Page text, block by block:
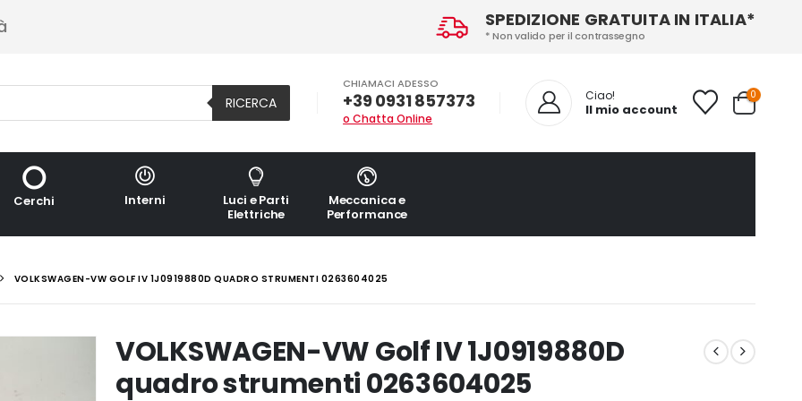
SPEDIZIONE GRATUITA IN ITALIA*
* Non valido per il contrassegno
RICERCA
CHIAMACI ADESSO
+39 0931 857373
o Chatta Online
Ciao!
Il mio account
0
Cerchi Interni
Luci e Parti
Elettriche
Meccanica e
Performance
VOLKSWAGEN-VW GOLF IV 1J0919880D QUADRO STRUMENTI 0263604025
VOLKSWAGEN-VW Golf IV 1J0919880D
quadro strumenti 0263604025